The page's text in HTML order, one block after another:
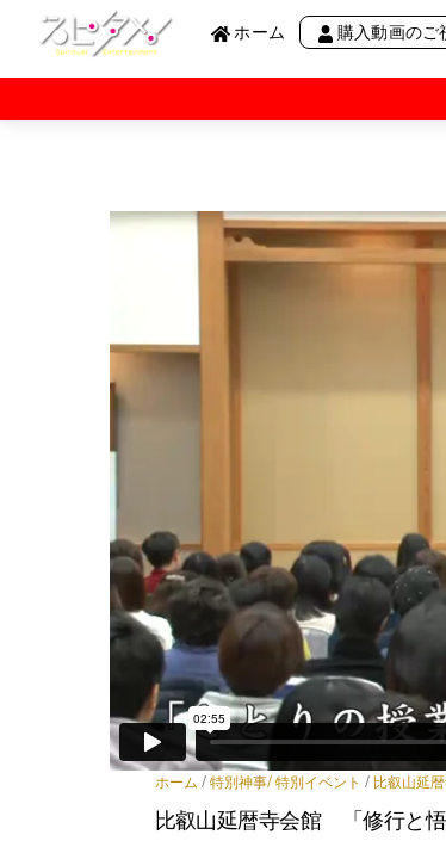
ホーム
購入動画のご
ノンデュアリティ
絶対他力
わかりかけのRadio THE 3rd
わかりかけのRadio
阿部敏郎のシャバだ・バダ！
居酒屋阿部家
ZENサンガ大人気コンテンツ
ホーム / 特別神事/ 特別イベント / 比叡山延
比叡山延暦寺会館 「修行と悟